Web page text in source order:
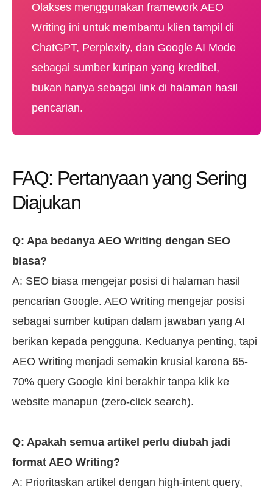
Olakses menggunakan framework AEO
Writing ini untuk membantu klien tampil di
ChatGPT, Perplexity, dan Google AI Mode
sebagai sumber kutipan yang kredibel,
bukan hanya sebagai link di halaman hasil
pencarian.
FAQ: Pertanyaan yang Sering
Diajukan
Q: Apa bedanya AEO Writing dengan SEO
biasa?
A: SEO biasa mengejar posisi di halaman hasil
pencarian Google. AEO Writing mengejar posisi
sebagai sumber kutipan dalam jawaban yang AI
berikan kepada pengguna. Keduanya penting, tapi
AEO Writing menjadi semakin krusial karena 65-
70% query Google kini berakhir tanpa klik ke
website manapun (zero-click search).
Q: Apakah semua artikel perlu diubah jadi
format AEO Writing?
A: Prioritaskan artikel dengan high-intent query,